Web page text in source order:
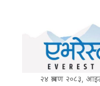
२४ श्रावण २०८३,